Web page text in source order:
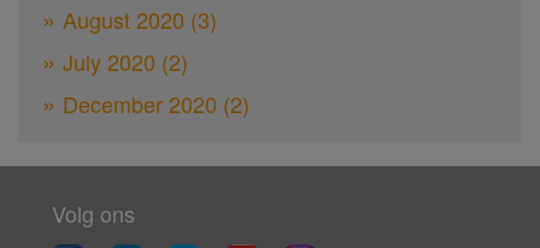
August 2020 (3)
July 2020 (2)
December 2020 (2)
Volg ons